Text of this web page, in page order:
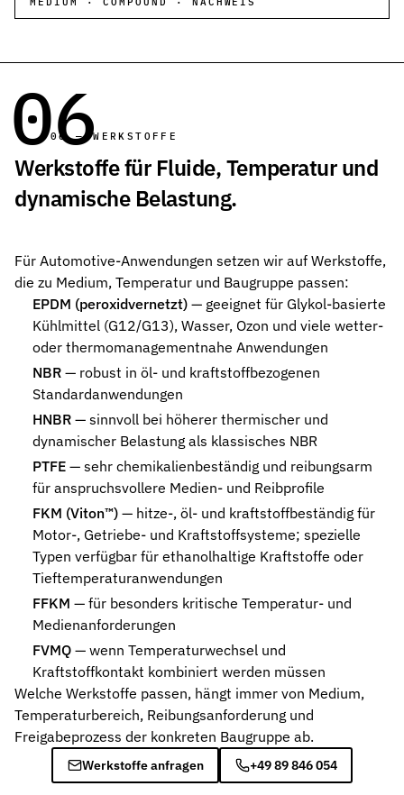
06
06 — WERKSTOFFE
Werkstoffe für Fluide, Temperatur und
dynamische Belastung.
Für Automotive-Anwendungen setzen wir auf Werkstoffe,
die zu Medium, Temperatur und Baugruppe passen:
EPDM (peroxidvernetzt) — geeignet für Glykol-basierte
Kühlmittel (G12/G13), Wasser, Ozon und viele wetter-
oder thermomanagementnahe Anwendungen
NBR — robust in öl- und kraftstoffbezogenen
Standardanwendungen
HNBR — sinnvoll bei höherer thermischer und
dynamischer Belastung als klassisches NBR
PTFE — sehr chemikalienbeständig und reibungsarm
für anspruchsvollere Medien- und Reibprofile
FKM (Viton™) — hitze-, öl- und kraftstoffbeständig für
Motor-, Getriebe- und Kraftstoffsysteme; spezielle
Typen verfügbar für ethanolhaltige Kraftstoffe oder
Tieftemperaturanwendungen
FFKM — für besonders kritische Temperatur- und
Medienanforderungen
FVMQ — wenn Temperaturwechsel und
Kraftstoffkontakt kombiniert werden müssen
Welche Werkstoffe passen, hängt immer von Medium,
Temperaturbereich, Reibungsanforderung und
Freigabeprozess der konkreten Baugruppe ab.
Werkstoffe anfragen +49 89 846 054